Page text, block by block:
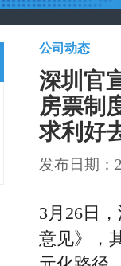
公司动态
深圳官
房票制
求利好
发布日期：
3月26日
意见》，